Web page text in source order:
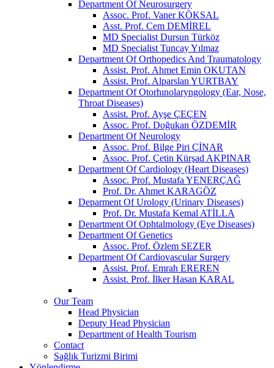
Department Of Neurosurgery
Assoc. Prof. Vaner KÖKSAL
Asst. Prof. Cem DEMİREL
MD Specialist Dursun Türköz
MD Specialist Tuncay Yılmaz
Department Of Orthopedics And Traumatology
Assist. Prof. Ahmet Emin OKUTAN
Assist. Prof. Alparslan YURTBAY
Department Of Otorhınolaryngology (Ear, Nose,
Throat Diseases)
Assist. Prof. Ayşe ÇEÇEN
Assoc. Prof. Doğukan ÖZDEMİR
Department Of Neurology
Assoc. Prof. Bilge Piri ÇİNAR
Assoc. Prof. Çetin Kürşad AKPINAR
Department Of Cardiology (Heart Diseases)
Assoc. Prof. Mustafa YENERÇAĞ
Prof. Dr. Ahmet KARAGÖZ
Deparment Of Urology (Urinary Diseases)
Prof. Dr. Mustafa Kemal ATİLLA
Department Of Ophtalmology (Eye Diseases)
Department Of Genetics
Assoc. Prof. Özlem SEZER
Department Of Cardiovascular Surgery
Assist. Prof. Emrah EREREN
Assist. Prof. İlker Hasan KARAL
Our Team
Head Physician
Deputy Head Physician
Department of Health Tourism
Contact
Sağlık Turizmi Birimi